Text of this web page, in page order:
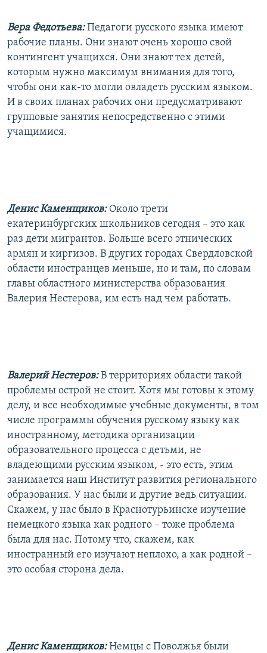
Вера Федотьева:Педагоги русского языка имеют
рабочие планы. Они знают очень хорошо свой
контингент учащихся. Они знают тех детей,
которым нужно максимум внимания для того,
чтобы они как-то могли овладеть русским языком.
И в своих планах рабочих они предусматривают
групповые занятия непосредственно с этими
учащимися.
Денис Каменщиков: Около трети
екатеринбургских школьников сегодня – это как
раз дети мигрантов. Больше всего этнических
армян и киргизов. В других городах Свердловской
области иностранцев меньше, но и там, по словам
главы областного министерства образования
Валерия Нестерова, им есть над чем работать.
Валерий Нестеров:В территориях области такой
проблемы острой не стоит. Хотя мы готовы к этому
делу, и все необходимые учебные документы, в том
числе программы обучения русскому языку как
иностранному, методика организации
образовательного процесса с детьми, не
владеющими русским языком, - это есть, этим
занимается наш Институт развития регионального
образования. У нас были и другие ведь ситуации.
Скажем, у нас было в Краснотурьинске изучение
немецкого языка как родного – тоже проблема
была для нас. Потому что, скажем, как
иностранный его изучают неплохо, а как родной –
это особая сторона дела.
Денис Каменщиков:Немцы с Поволжья были